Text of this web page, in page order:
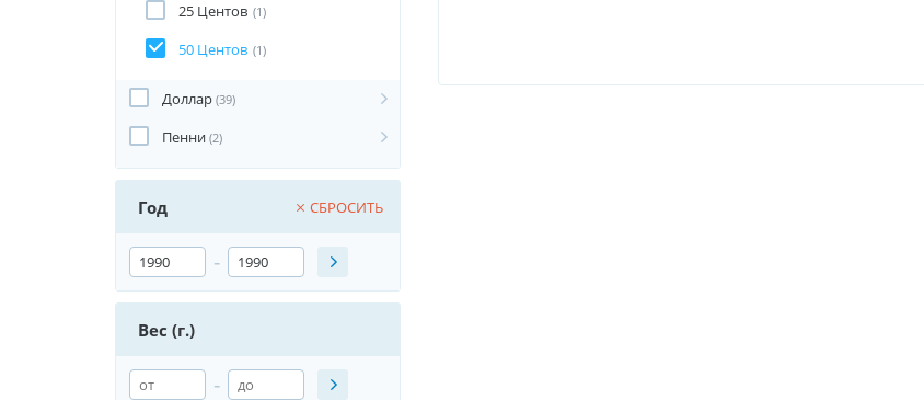
25 Центов (1)
50 Центов (1)
Доллар (39)
Пенни (2)
Год СБРОСИТЬ
-
Вес (г.)
-